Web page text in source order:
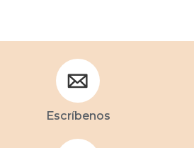
Escríbenos